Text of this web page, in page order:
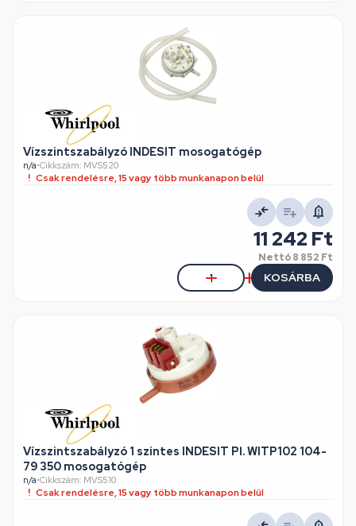
Vízszintszabályzó INDESIT mosogatógép
n/a•Cikkszám: MVS520
Csak rendelésre, 15 vagy több munkanapon belül
11 242 Ft
Nettó8 852 Ft
KOSÁRBA
Vízszintszabályzó 1 szintes INDESIT Pl. WITP102 104-
79 350 mosogatógép
n/a•Cikkszám: MVS510
Csak rendelésre, 15 vagy több munkanapon belül